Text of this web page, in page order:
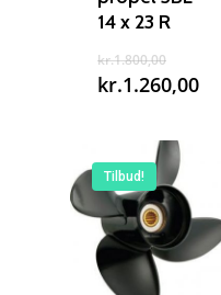
14 x 23 R
kr.1.800,00Den
kr.1.260,00Den
Tilbud!